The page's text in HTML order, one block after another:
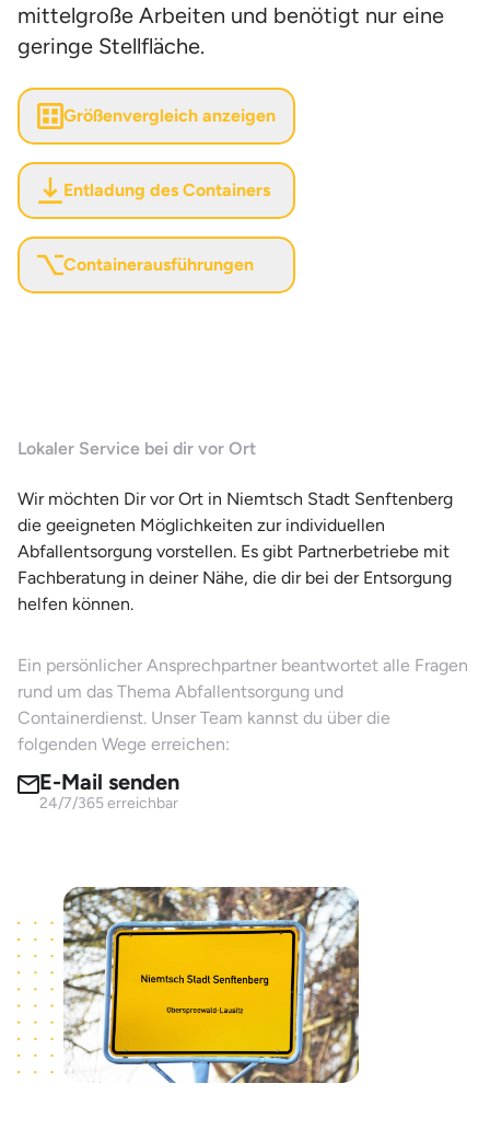
mittelgroße Arbeiten und benötigt nur eine
geringe Stellfläche.
Größenvergleich anzeigen
Entladung des Containers
Containerausführungen
Lokaler Service bei dir vor Ort
Wir möchten Dir vor Ort in Niemtsch Stadt Senftenberg
die geeigneten Möglichkeiten zur individuellen
Abfallentsorgung vorstellen. Es gibt Partnerbetriebe mit
Fachberatung in deiner Nähe, die dir bei der Entsorgung
helfen können.
Ein persönlicher Ansprechpartner beantwortet alle Fragen
rund um das Thema Abfallentsorgung und
Containerdienst. Unser Team kannst du über die
folgenden Wege erreichen:
E-Mail senden
24/7/365 erreichbar